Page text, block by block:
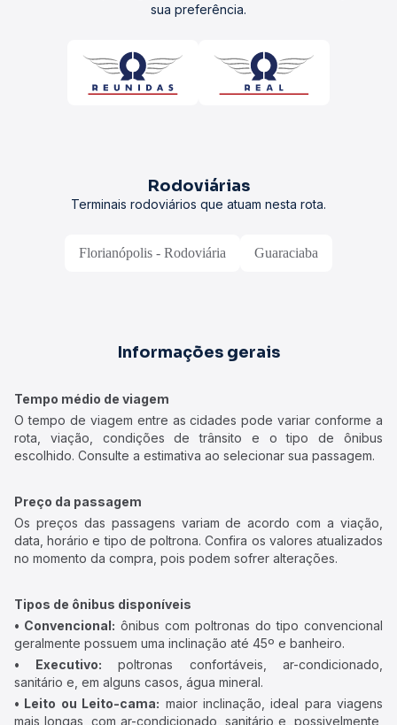
sua preferência.
Rodoviárias
Terminais rodoviários que atuam nesta rota.
Florianópolis - Rodoviária Guaraciaba
Informações gerais
Tempo médio de viagem
O tempo de viagem entre as cidades pode variar conforme a
rota, viação, condições de trânsito e o tipo de ônibus
escolhido. Consulte a estimativa ao selecionar sua passagem.
Preço da passagem
Os preços das passagens variam de acordo com a viação,
data, horário e tipo de poltrona. Confira os valores atualizados
no momento da compra, pois podem sofrer alterações.
Tipos de ônibus disponíveis
• Convencional: ônibus com poltronas do tipo convencional
geralmente possuem uma inclinação até 45º e banheiro.
• Executivo: poltronas confortáveis, ar-condicionado,
sanitário e, em alguns casos, água mineral.
• Leito ou Leito-cama: maior inclinação, ideal para viagens
mais longas, com ar-condicionado, sanitário e, possivelmente,